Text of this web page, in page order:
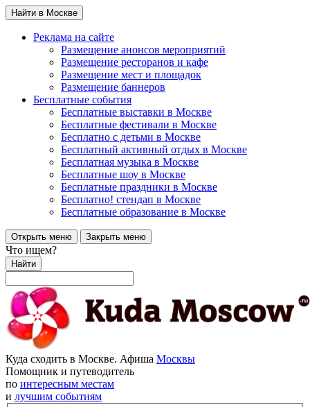
Найти в Москве
Реклама на сайте
Размещение анонсов мероприятий
Размещение ресторанов и кафе
Размещение мест и площадок
Размещение баннеров
Бесплатные события
Бесплатные выставки в Москве
Бесплатные фестивали в Москве
Бесплатно с детьми в Москве
Бесплатный активный отдых в Москве
Бесплатная музыка в Москве
Бесплатные шоу в Москве
Бесплатные праздники в Москве
Бесплатно! стендап в Москве
Бесплатные образование в Москве
Открыть меню Закрыть меню
Что ищем?
Найти
Куда сходить в Москве. Афиша Москвы
Помощник и путеводитель
по интересным местам
и лучшим событиям